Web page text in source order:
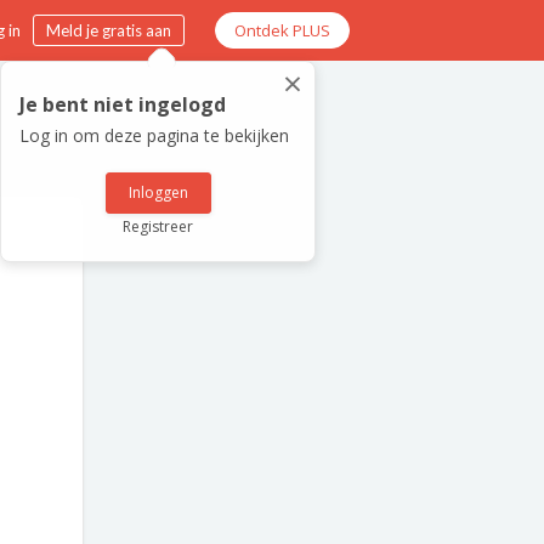
in Meld je gratis aan Ontdek PLUS
×
Je bent niet ingelogd
Log in om deze pagina te bekijken
Inloggen
Registreer